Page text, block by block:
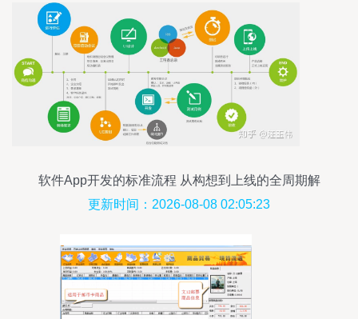
软件App开发的标准流程 从构想到上线的全周期解
析
更新时间：2026-08-08 02:05:23